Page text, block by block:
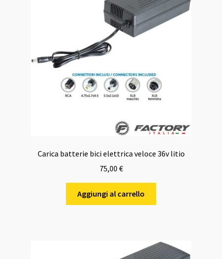
Carica batterie bici elettrica veloce 36v litio
75,00 €
Aggiungi al carrello